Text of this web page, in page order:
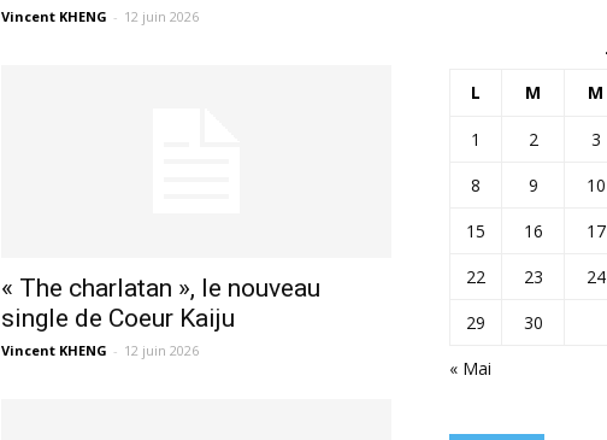
Vincent KHENG - 12 juin 2026
« The charlatan », le nouveau
single de Coeur Kaiju
Vincent KHENG - 12 juin 2026
L M M
« Mai
1 2 3
8
9 10
15
16 17
22
23 24
29
30